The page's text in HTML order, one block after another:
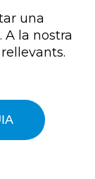
una
la nostra